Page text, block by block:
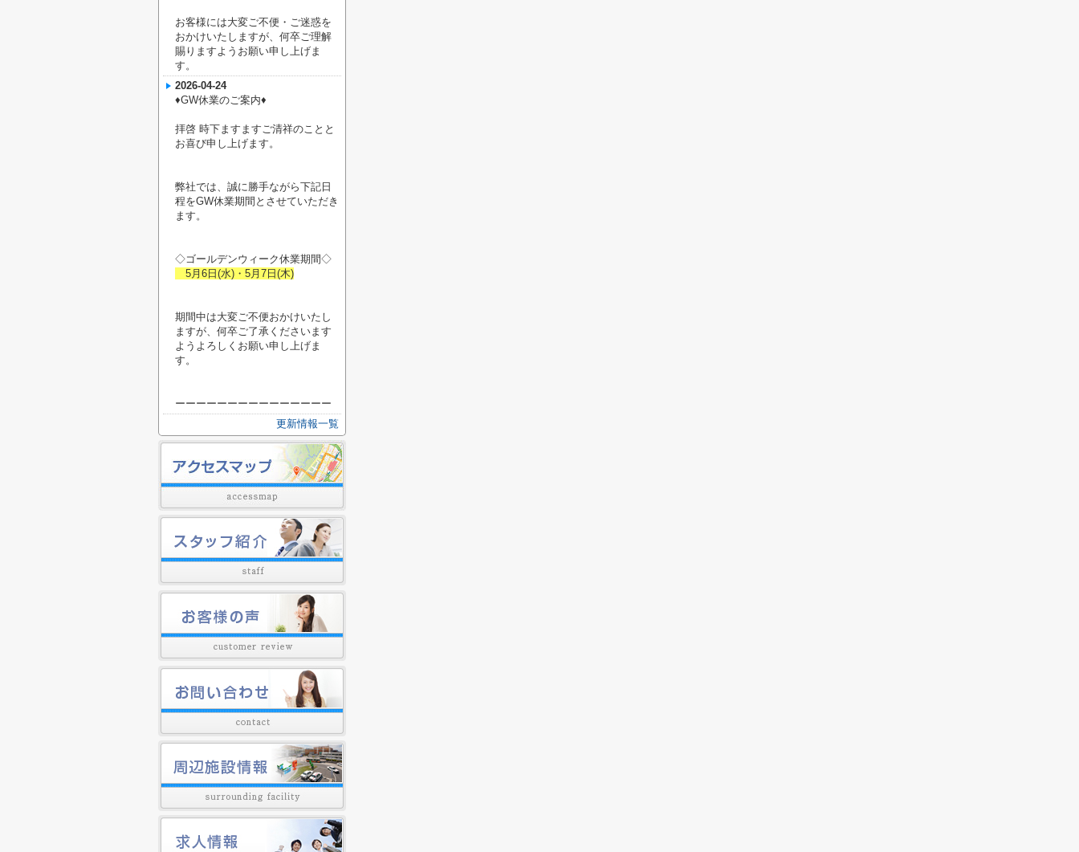
お客様には大変ご不便・ご迷惑を
おかけいたしますが、何卒ご理解
賜りますようお願い申し上げま
す。
2026-04-24
♦︎GW休業のご案内♦︎
拝啓 時下ますますご清祥のことと
お喜び申し上げます。
弊社では、誠に勝手ながら下記日
程をGW休業期間とさせていただき
ます。
◇ゴールデンウィーク休業期間◇
5月6日(水)・5月7日(木)
期間中は大変ご不便おかけいたし
ますが、何卒ご了承くださいます
ようよろしくお願い申し上げま
す。
ーーーーーーーーーーーーーーー
更新情報一覧